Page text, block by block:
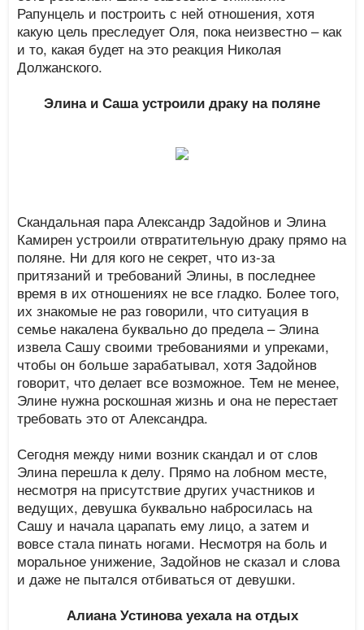
Рапунцель и построить с ней отношения, хотя
какую цель преследует Оля, пока неизвестно – как
и то, какая будет на это реакция Николая
Должанского.
Элина и Саша устроили драку на поляне
Скандальная пара Александр Задойнов и Элина
Камирен устроили отвратительную драку прямо на
поляне. Ни для кого не секрет, что из-за
притязаний и требований Элины, в последнее
время в их отношениях не все гладко. Более того,
их знакомые не раз говорили, что ситуация в
семье накалена буквально до предела – Элина
извела Сашу своими требованиями и упреками,
чтобы он больше зарабатывал, хотя Задойнов
говорит, что делает все возможное. Тем не менее,
Элине нужна роскошная жизнь и она не перестает
требовать это от Александра.
Сегодня между ними возник скандал и от слов
Элина перешла к делу. Прямо на лобном месте,
несмотря на присутствие других участников и
ведущих, девушка буквально набросилась на
Сашу и начала царапать ему лицо, а затем и
вовсе стала пинать ногами. Несмотря на боль и
моральное унижение, Задойнов не сказал и слова
и даже не пытался отбиваться от девушки.
Алиана Устинова уехала на отдых